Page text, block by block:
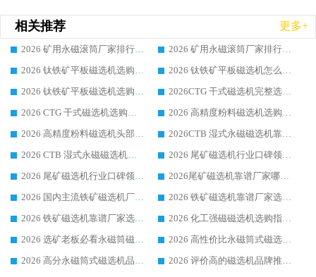
相关推荐 更多+
2026 矿用永磁滚筒厂家排行榜选购干货指南 行业口碑标杆华体会手机网页版-华体会(中国) 实力出众
2026 矿用永磁滚筒厂家排行榜选购指南，行业口碑领域强者华体会手机网页版-华体会(中国)
2026 钛铁矿平板磁选机选购全攻略 市场公认优质品牌厂家实力排行榜
2026 钛铁矿平板磁选机怎么选 靠谱生产企业实力排行榜选购参考攻略
2026 钛铁矿平板磁选机选购指南 行业口碑优选品牌生产企业实力排行榜
2026CTG 干式磁选机完整选购指南 行业口碑顶尖靠谱生产龙头厂家实力推荐
2026 CTG 干式磁选机选购指南|行业口碑靠谱生产厂家领域强者推荐
2026 高精度粉料磁选机选购全攻略 行业优质品牌华体会手机网页版-华体会(中国) 实力深度解析
2026 高精度粉料磁选机头部厂家选购指南 行业口碑靠谱品牌推荐 领域强者华体会手机网页版-华体会(中国) 解析
2026CTB 湿式永磁磁选机靠谱厂家实力排行榜 铁矿选矿设备采购全流程选购指南
2026 CTB 湿式永磁磁选机选购指南|行业口碑良好品牌推荐，领域强者华体会手机网页版-华体会(中国)
2026 尾矿磁选机行业口碑领域强者，源头直供国内主流厂家华体会手机网页版-华体会(中国) 一站式服务
2026 尾矿磁选机行业口碑领域强者，源头直供国内主流厂家华体会手机网页版-华体会(中国) 一站式服务
2026尾矿磁选机靠谱厂家哪家好 行业口碑领域强者华体会手机网页版-华体会(中国) 推荐
2026 国内主流铁矿磁选机厂家选购指南|行业口碑好品牌推荐，领域强者华体会手机网页版-华体会(中国)
2026 铁矿磁选机靠谱厂家选购全攻略 行业标杆华体会手机网页版-华体会(中国) 设备性价比出众
2026 铁矿磁选机靠谱厂家选购指南，领域强者华体会手机网页版-华体会(中国) 铁矿磁选机性价比高
2026 化工强磁磁选机选购指南 5 家行业口碑靠谱厂家领域强者推荐
2026 选矿老板必看永磁筒磁选机推荐 行业头部品牌口碑设备选购全攻略
2026 高性价比永磁筒式磁选机品牌盘点 行业强者口碑实测选购完整指南
2026 高分永磁筒式磁选机品牌推荐 选矿设备强者对比测评采购避坑全攻略
2026 评价高的磁选机品牌推荐选购指南，永磁筒式磁选机设备领域强者全景行业口碑解析